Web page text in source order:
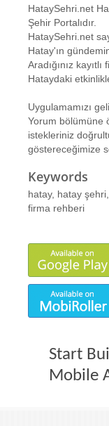
HataySehri.net
Şehir Portalıdır.
HataySehri.net
Hatay'ın
Aradığınız
Hataydaki
Uygulamamızı
Yorum bölümüne
istekleriniz
göstereceğimize
Keywords
hatay, hatay
firma rehberi
Start
Mobile